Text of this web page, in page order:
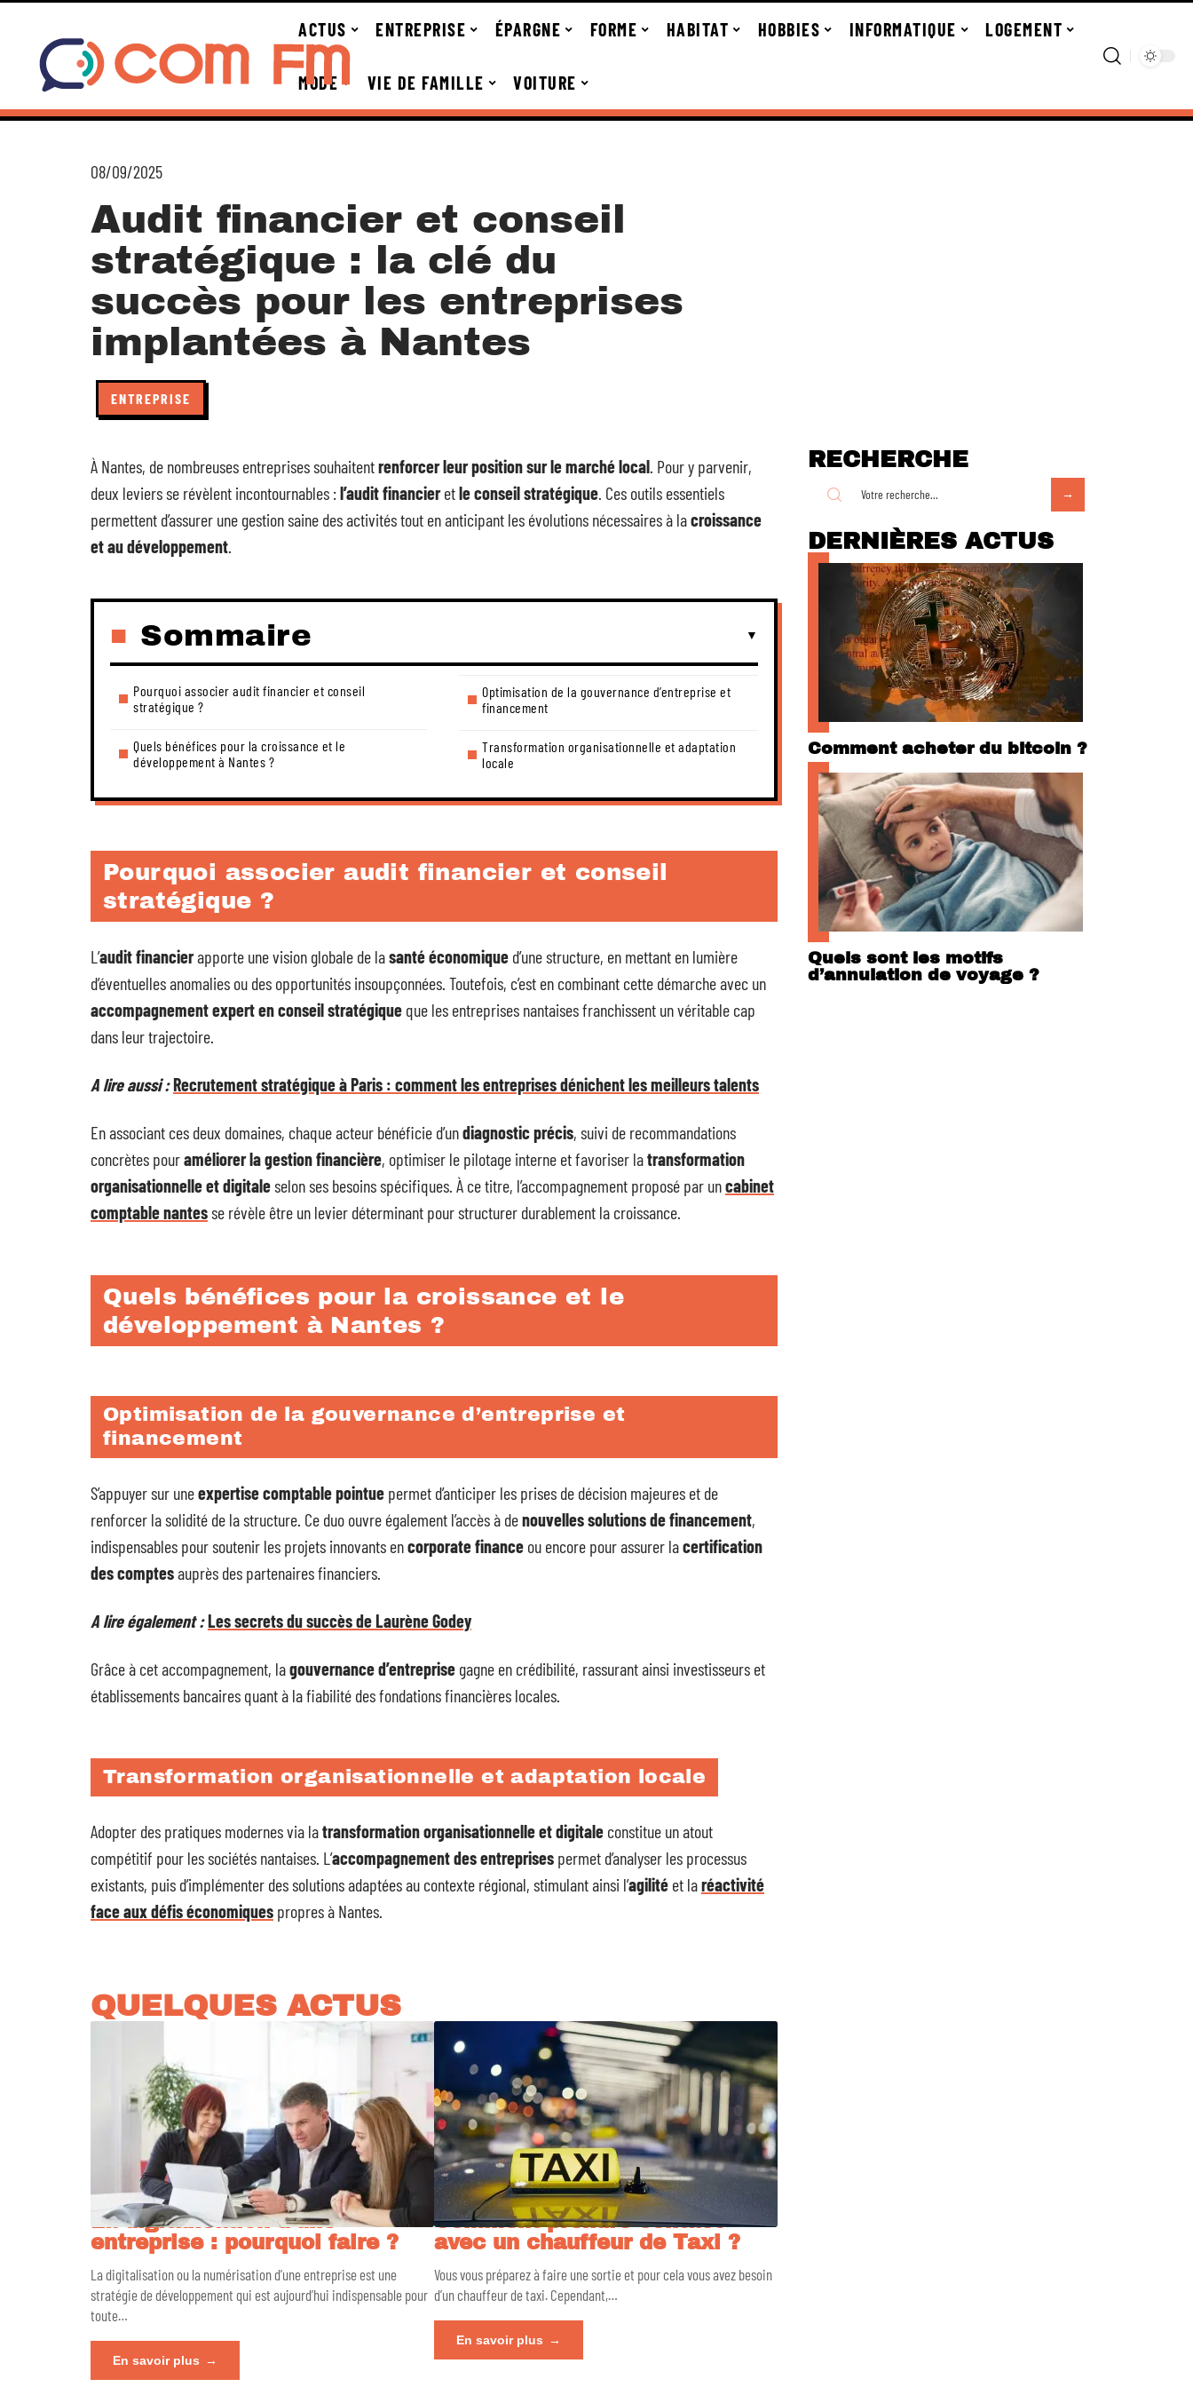
ACTUS ENTREPRISE ÉPARGNE FORME HABITAT HOBBIES INFORMATIQUE LOGEMENT
MODE VIE DE FAMILLE VOITURE
08/09/2025
Audit financier et conseil
stratégique : la clé du
succès pour les entreprises
implantées à Nantes
ENTREPRISE
À Nantes, de nombreuses entreprises souhaitentrenforcer leur position sur le marché local. Pour y parvenir,
deux leviers se révèlent incontournables :l’audit financieretle conseil stratégique. Ces outils essentiels
permettent d’assurer une gestion saine des activités tout en anticipant les évolutions nécessaires à lacroissance
et au développement.
Sommaire
Pourquoi associer audit financier et conseil
stratégique ?
Quels bénéfices pour la croissance et le
développement à Nantes ?
Optimisation de la gouvernance d’entreprise et
financement
Transformation organisationnelle et adaptation
locale
Pourquoi associer audit financier et conseil
stratégique ?
L’audit financierapporte une vision globale de lasanté économique d’une structure, en mettant en lumière
d’éventuelles anomalies ou des opportunités insoupçonnées. Toutefois, c’est en combinant cette démarche avec un
accompagnement expert en conseil stratégique que les entreprises nantaises franchissent un véritable cap
dans leur trajectoire.
A lire aussi :Recrutement stratégique à Paris : comment les entreprises dénichent les meilleurs talents
En associant ces deux domaines, chaque acteur bénéficie d’undiagnostic précis, suivi de recommandations
concrètes pouraméliorer la gestion financière, optimiser le pilotage interne et favoriser latransformation
organisationnelle et digitaleselon ses besoins spécifiques. À ce titre, l’accompagnement proposé par uncabinet
comptable nantesse révèle être un levier déterminant pour structurer durablement la croissance.
Quels bénéfices pour la croissance et le
développement à Nantes ?
Optimisation de la gouvernance d’entreprise et
financement
S’appuyer sur uneexpertise comptable pointue permet d’anticiper les prises de décision majeures et de
renforcer la solidité de la structure. Ce duo ouvre également l’accès à denouvelles solutions de financement,
indispensables pour soutenir les projets innovants encorporate finance ou encore pour assurer lacertification
des comptesauprès des partenaires financiers.
A lire également :Les secrets du succès de Laurène Godey
Grâce à cet accompagnement, lagouvernance d’entreprise gagne en crédibilité, rassurant ainsi investisseurs et
établissements bancaires quant à la fiabilité des fondations financières locales.
Transformation organisationnelle et adaptation locale
Adopter des pratiques modernes via latransformation organisationnelle et digitale constitue un atout
compétitif pour les sociétés nantaises. L’accompagnement des entreprises permet d’analyser les processus
existants, puis d’implémenter des solutions adaptées au contexte régional, stimulant ainsi l’agilité et laréactivité
face aux défis économiques propres à Nantes.
QUELQUES ACTUS
La digitalisation d’une
entreprise : pourquoi faire ?
La digitalisation ou la numérisation d’une entreprise est une
stratégie de développement qui est aujourd’hui indispensable pour
toute…
En savoir plus
Comment prendre contact
avec un chauffeur de Taxi ?
Vous vous préparez à faire une sortie et pour cela vous avez besoin
d’un chauffeur de taxi. Cependant,…
En savoir plus
RECHERCHE
DERNIÈRES ACTUS
Comment acheter du bitcoin ?
Quels sont les motifs
d’annulation de voyage ?